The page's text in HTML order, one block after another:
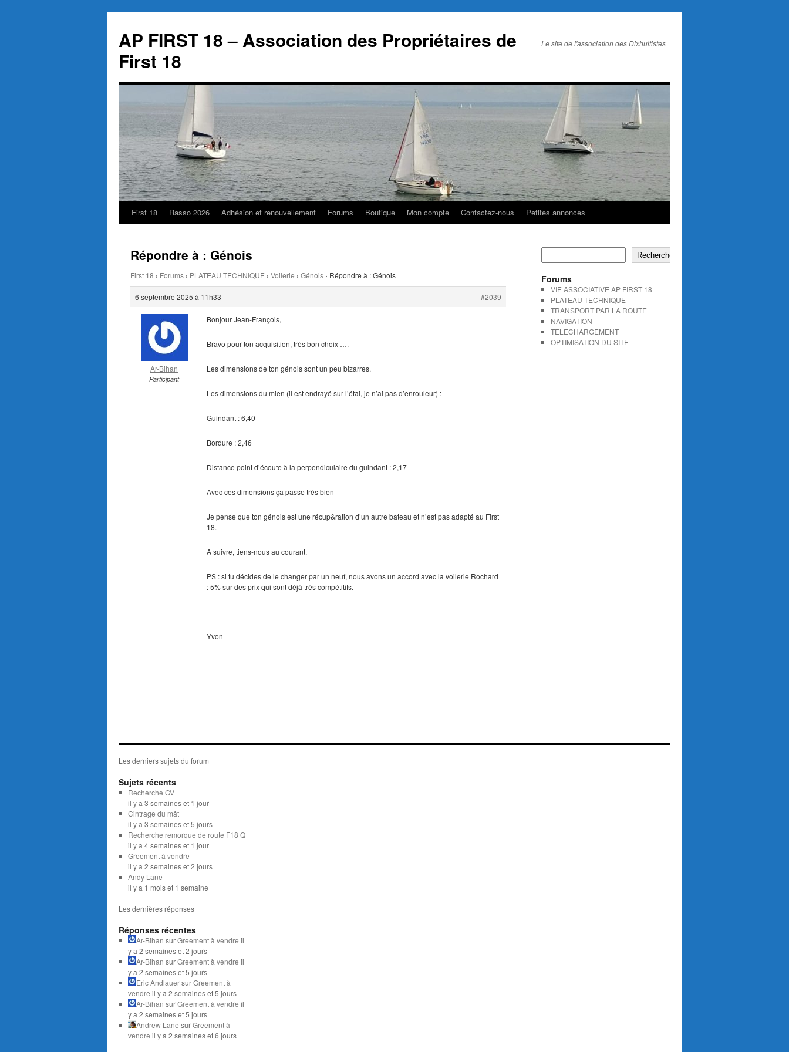
contenu
AP FIRST 18 – Association des Propriétaires de
First 18
Le site de l'association des Dixhuitistes
First 18 Rasso 2026 Adhésion et renouvellement Forums Boutique Mon compte Contactez-nous Petites annonces
Répondre à : Génois
First 18 › Forums › PLATEAU TECHNIQUE › Voilerie › Génois › Répondre à : Génois
6 septembre 2025 à 11h33 #2039
Ar-Bihan
Participant
Bonjour Jean-François,
Bravo pour ton acquisition, très bon choix ….
Les dimensions de ton génois sont un peu bizarres.
Les dimensions du mien (il est endrayé sur l’étai, je n’ai pas d’enrouleur) :
Guindant : 6,40
Bordure : 2,46
Distance point d’écoute à la perpendiculaire du guindant : 2,17
Avec ces dimensions ça passe très bien
Je pense que ton génois est une récup&ration d’un autre bateau et n’est pas adapté au First
18.
A suivre, tiens-nous au courant.
PS : si tu décides de le changer par un neuf, nous avons un accord avec la voilerie Rochard
: 5% sur des prix qui sont déjà très compétitifs.
Yvon
Rechercher
Forums
VIE ASSOCIATIVE AP FIRST 18
PLATEAU TECHNIQUE
TRANSPORT PAR LA ROUTE
NAVIGATION
TELECHARGEMENT
OPTIMISATION DU SITE
Les derniers sujets du forum
Sujets récents
Recherche GV
il y a 3 semaines et 1 jour
Cintrage du mât
il y a 3 semaines et 5 jours
Recherche remorque de route F18 Q
il y a 4 semaines et 1 jour
Greement à vendre
il y a 2 semaines et 2 jours
Andy Lane
il y a 1 mois et 1 semaine
Les dernières réponses
Réponses récentes
Ar-Bihan surGreement à vendre il
y a 2 semaines et 2 jours
Ar-Bihan surGreement à vendre il
y a 2 semaines et 5 jours
Eric AndlauersurGreement à
vendre il y a 2 semaines et 5 jours
Ar-Bihan surGreement à vendre il
y a 2 semaines et 5 jours
Andrew Lane surGreement à
vendre il y a 2 semaines et 6 jours